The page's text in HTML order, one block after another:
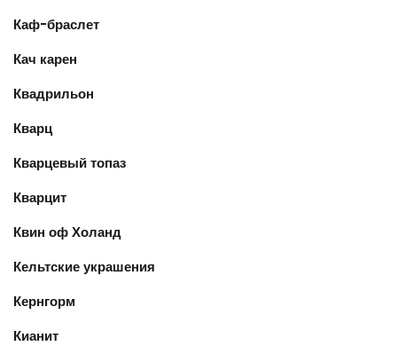
Каф-браслет
Кач карен
Квадрильон
Кварц
Кварцевый топаз
Кварцит
Квин оф Холанд
Кельтские украшения
Кернгорм
Кианит